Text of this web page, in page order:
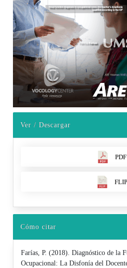
Ver / Descargar
PDF
FLIP
Cómo citar
Farías, P. (2018). Diagnóstico de la
Ocupacional: La Disfonía del